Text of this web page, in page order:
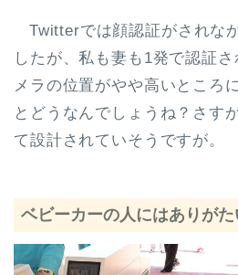
Twitterでは顔認証がされな
したが、私も妻も1発で認証
メラの位置がやや高いところ
とどうなんでしょうね？さす
て設計されていそうですが。
ベビーカーの人にはありがた